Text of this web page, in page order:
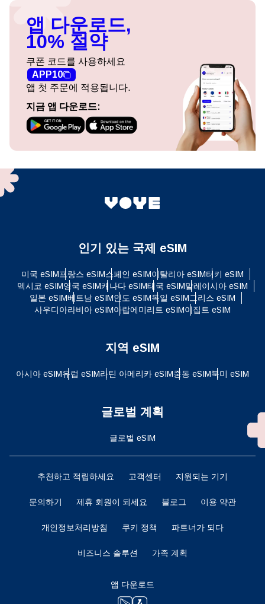
앱 다운로드,
10% 절약
쿠폰 코드를 사용하세요
APP10
앱 첫 주문에 적용됩니다.
지금 앱 다운로드:
인기 있는 국제 eSIM
미국 eSIM프랑스 eSIM스페인 eSIM이탈리아 eSIM터키 eSIM
멕시코 eSIM영국 eSIM캐나다 eSIM태국 eSIM말레이시아 eSIM
일본 eSIM베트남 eSIM인도 eSIM독일 eSIM그리스 eSIM
사우디아라비아 eSIM아랍에미리트 eSIM이집트 eSIM
지역 eSIM
아시아 eSIM유럽 ​​eSIM라틴 아메리카 eSIM중동 eSIM북미 eSIM
글로벌 계획
글로벌 eSIM
추천하고 적립하세요 고객센터 지원되는 기기
문의하기 제휴 회원이 되세요 블로그 이용 약관
개인정보처리방침 쿠키 정책 파트너가 되다
비즈니스 솔루션 가족 계획
앱 다운로드